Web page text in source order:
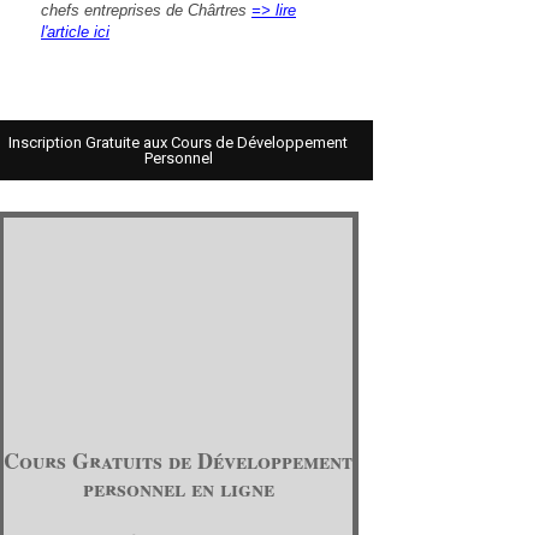
chefs entreprises de Chârtres => lire
l'article ici
Inscription Gratuite aux Cours de Développement
Personnel
Cours Gratuits de Développement
personnel en ligne